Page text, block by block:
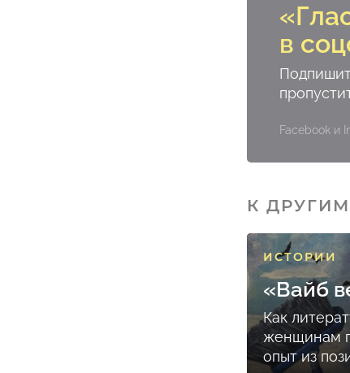
в
Facebook и
К
ИСТОРИИ
«Вайб
Как
женщинам
опыт из